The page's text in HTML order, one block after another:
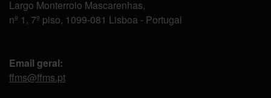
Largo Monterroio Mascarenhas,
nº 1, 7º piso, 1099-081 Lisboa - Portugal
Email geral:
ffms@ffms.pt